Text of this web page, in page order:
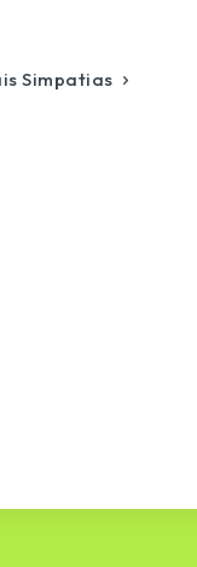
Simpatias